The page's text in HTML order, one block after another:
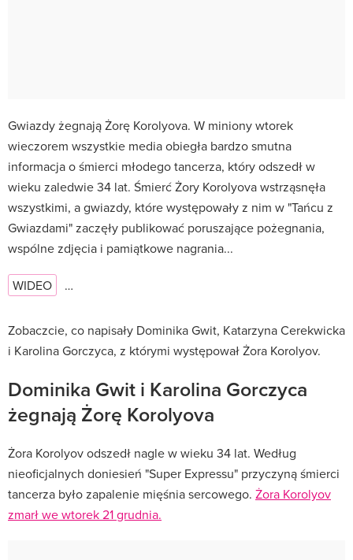
Gwiazdy żegnają Żorę Korolyova. W miniony wtorek
wieczorem wszystkie media obiegła bardzo smutna
informacja o śmierci młodego tancerza, który odszedł w
wieku zaledwie 34 lat. Śmierć Żory Korolyova wstrząsnęła
wszystkimi, a gwiazdy, które występowały z nim w "Tańcu z
Gwiazdami" zaczęły publikować poruszające pożegnania,
wspólne zdjęcia i pamiątkowe nagrania...
WIDEO …
Zobaczcie, co napisały Dominika Gwit, Katarzyna Cerekwicka
i Karolina Gorczyca, z którymi występował Żora Korolyov.
Dominika Gwit i Karolina Gorczyca
żegnają Żorę Korolyova
Żora Korolyov odszedł nagle w wieku 34 lat. Według
nieoficjalnych doniesień "Super Expressu" przyczyną śmierci
tancerza było zapalenie mięśnia sercowego. Żora Korolyov
zmarł we wtorek 21 grudnia.